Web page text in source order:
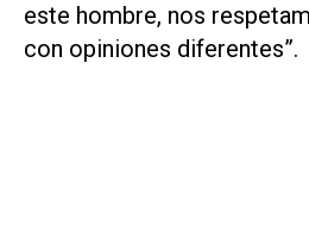
este hombre, nos
con opiniones diferentes”.